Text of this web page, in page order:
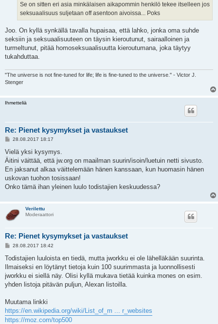
Se on sitten eri asia minkälaisen aikapommin henkilö tekee itselleen jos
seksuaalisuus suljetaan off asentoon aivoissa... Poks
Joo. On kyllä synkällä tavalla hupaisaa, että lahko, jonka oma suhde
seksiin ja seksuaalisuuteen on täysin kieroutunut, sairaalloinen ja
turmeltunut, pitää homoseksuaalisuutta kieroutumana, joka täytyy
tukahduttaa.
"The universe is not fine-tuned for life; life is fine-tuned to the universe." - Victor J.
Stenger
Ihmetteliä
Re: Pienet kysymykset ja vastaukset
V
e
t
i
28.08.2017 18:17
Vielä yksi kysymys.
Äitini väittää, että jw.org on maailman suurin/isoin/luetuin netti sivusto.
En jaksanut alkaa väittelemään hänen kanssaan, kun huomasin hänen
uskovan tuohon tosissaan!
Onko tämä ihan yleinen luulo todistajien keskuudessa?
Verilettu
Moderaattori
Re: Pienet kysymykset ja vastaukset
V
e
t
i
28.08.2017 18:42
Todistajien luuloista en tiedä, mutta jworkku ei ole lähelläkään suurinta.
Ilmaiseksi en löytänyt tietoja kuin 100 suurimmasta ja luonnollisesti
jworkku ei siellä näy. Olisi kyllä mukava tietää kuinka mones on esim.
yhden listoja pitävän puljun, Alexan listoilla.
Muutama linkki
https://en.wikipedia.org/wiki/List_of_m ... r_websites
https://moz.com/top500